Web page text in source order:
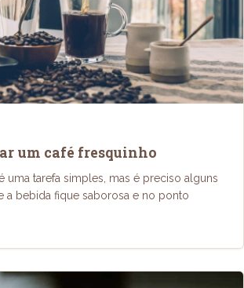
um café fresquinho
uma tarefa simples, mas é preciso alguns
a bebida fique saborosa e no ponto